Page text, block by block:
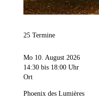
25 Termine
Mo 10. August 2026
14:30 bis 18:00 Uhr
Ort
Phoenix des Lumières